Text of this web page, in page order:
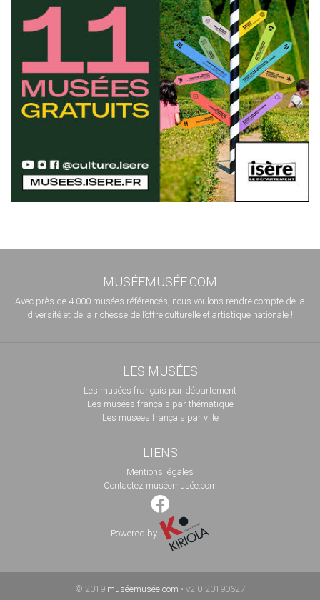
MUSÉEMUSÉE.COM
Avec près de 4 000 musées référencés, nous voulons rendre compte de la
diversité et de la richesse de l’offre culturelle et artistique nationale !
LES MUSÉES
Les musées français par département
Les musées français par thématique
Les musées français par ville
LIENS
Mentions légales
Contactez muséemusée.com
Powered by
© 2019 muséemusée.com • v2.0-20190627